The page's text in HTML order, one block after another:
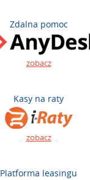
Zdalna pomoc
zobacz
Kasy na raty
zobacz
Platforma leasingu